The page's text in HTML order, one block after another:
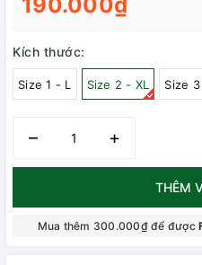
Kích thước:
Size 1 - L Size 2 - XL Size 3
– +
THÊM
Mua thêm 300.000₫ để được